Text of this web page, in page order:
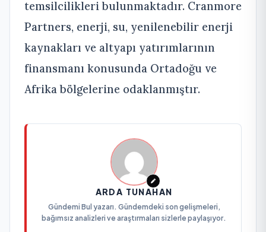
temsilcilikleri bulunmaktadır. Cranmore
Partners, enerji, su, yenilenebilir enerji
kaynakları ve altyapı yatırımlarının
finansmanı konusunda Ortadoğu ve
Afrika bölgelerine odaklanmıştır.
ARDA TUNAHAN
Gündemi Bul yazarı. Gündemdeki son gelişmeleri,
bağımsız analizleri ve araştırmaları sizlerle paylaşıyor.